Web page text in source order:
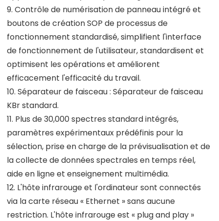
9. Contrôle de numérisation de panneau intégré et
boutons de création SOP de processus de
fonctionnement standardisé, simplifient l'interface
de fonctionnement de l'utilisateur, standardisent et
optimisent les opérations et améliorent
efficacement l'efficacité du travail.
10. Séparateur de faisceau : Séparateur de faisceau
KBr standard.
11. Plus de 30,000 spectres standard intégrés,
paramètres expérimentaux prédéfinis pour la
sélection, prise en charge de la prévisualisation et de
la collecte de données spectrales en temps réel,
aide en ligne et enseignement multimédia.
12. L'hôte infrarouge et l'ordinateur sont connectés
via la carte réseau « Ethernet » sans aucune
restriction. L'hôte infrarouge est « plug and play »